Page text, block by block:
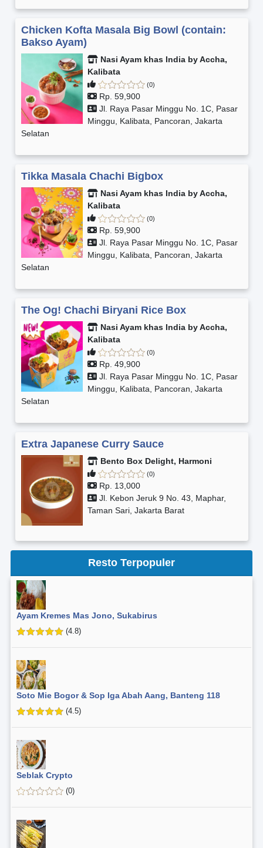
Chicken Kofta Masala Big Bowl (contain:
Bakso Ayam)
Nasi Ayam khas India by Accha,
Kalibata
(0)
Rp. 59,900
Jl. Raya Pasar Minggu No. 1C, Pasar
Minggu, Kalibata, Pancoran, Jakarta
Selatan
Tikka Masala Chachi Bigbox
Nasi Ayam khas India by Accha,
Kalibata
(0)
Rp. 59,900
Jl. Raya Pasar Minggu No. 1C, Pasar
Minggu, Kalibata, Pancoran, Jakarta
Selatan
The Og! Chachi Biryani Rice Box
Nasi Ayam khas India by Accha,
Kalibata
(0)
Rp. 49,900
Jl. Raya Pasar Minggu No. 1C, Pasar
Minggu, Kalibata, Pancoran, Jakarta
Selatan
Extra Japanese Curry Sauce
Bento Box Delight, Harmoni
(0)
Rp. 13,000
Jl. Kebon Jeruk 9 No. 43, Maphar,
Taman Sari, Jakarta Barat
Resto Terpopuler
Ayam Kremes Mas Jono, Sukabirus
(4.8)
Soto Mie Bogor & Sop Iga Abah Aang, Banteng 118
(4.5)
Seblak Crypto
(0)